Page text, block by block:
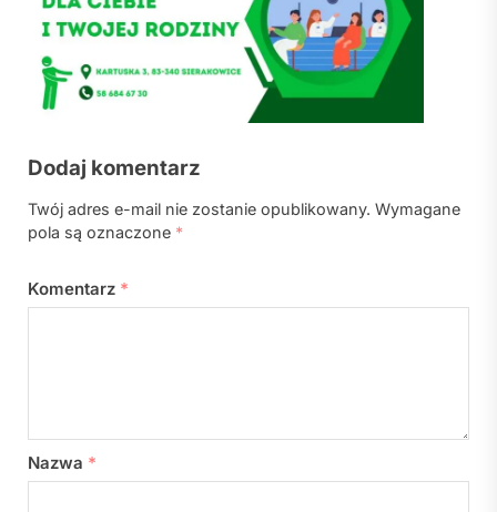
Dodaj komentarz
Twój adres e-mail nie zostanie opublikowany. Wymagane
pola są oznaczone *
Komentarz *
Nazwa *